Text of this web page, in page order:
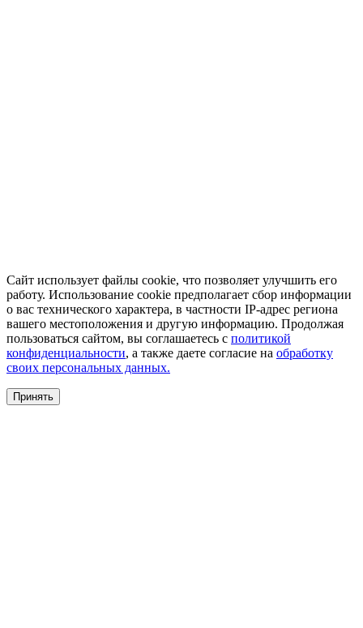
Сайт использует файлы cookie, что позволяет улучшить его
работу. Использование cookie предполагает сбор информации
о вас технического характера, в частности IP-адрес региона
вашего местоположения и другую информацию. Продолжая
пользоваться сайтом, вы соглашаетесь с политикой
конфиденциальности, а также даете согласие на обработку
своих персональных данных.
Принять